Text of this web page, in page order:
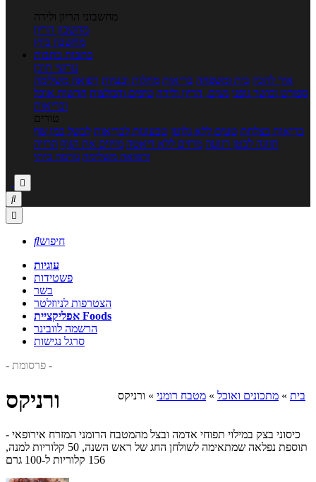
מחשבוני הריון ולידה
מחשבון הריון
מחשבון ביוץ
כתבות כתבות
ערוצי תוכן
איך להכין בית ומשפחה בריאות מחלות ובעיות רפואה משלימה
ספורט וכושר גופני נשים, הריון ולידה טיפים והמלצות חדשות אוכל
ובריאות
טורים
בריאות בצלחת טעים ללא גלוטן טבעונות לבריאות לבשל כמו שף
תזונה לבטן רגועה מרזים ללא דיאטה מזיזים את הגוף הרזיה
ורפואה משלימה גורמה ביתי



חיפוש
עוגיות
פשטידות
בשר
הצטרפות לניוזלטר
אפליקציית Foods
הרשמה לוובינר
סרגל נגישות
- פרסומת -
בית » מתכונים ואוכל » מטבח רומני » ורניקס ורניקס
כיסוני בצק במילוי תפוחי אדמה ובצל מהמטבח הרומני המזרח אירופאי -
תוספת נפלאה שמתאימה לשולחן החג של ראש השנה, 50 קלוריות למנה,
156 קלוריות ל-100 גרם